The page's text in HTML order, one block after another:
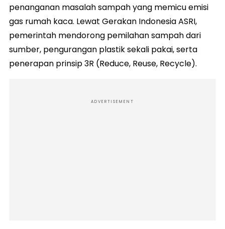
penanganan masalah sampah yang memicu emisi
gas rumah kaca. Lewat Gerakan Indonesia ASRI,
pemerintah mendorong pemilahan sampah dari
sumber, pengurangan plastik sekali pakai, serta
penerapan prinsip 3R (Reduce, Reuse, Recycle).
ADVERTISEMENT